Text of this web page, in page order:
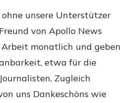
unsere Unterstützer
von Apollo News
monatlich und geben
etwa für die
Zugleich
uns Dankeschöns wie